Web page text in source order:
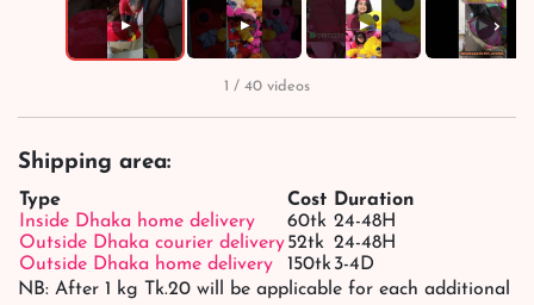
▶ ▶ ▶ ▶ ›
1 / 40 videos
Shipping area:
Type Cost Duration
Inside Dhaka home delivery
60tk 24-48H
Outside Dhaka courier delivery52tk 24-48H
Outside Dhaka home delivery
150tk3-4D
NB: After 1 kg Tk.20 will be applicable for each additional